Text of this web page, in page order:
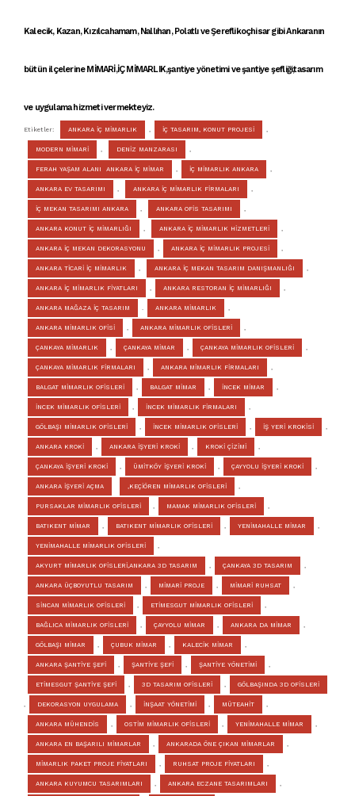
Kalecik, Kazan, Kızılcahamam, Nallıhan, Polatlı ve Şereflikoçhisar gibi Ankaranın
bütün ilçelerineMİMARİ,İÇ MİMARLIK,şantiye yönetimi ve şantiye şefliği,tasarım
ve uygulama hizmeti vermekteyiz.
Etiketler: ANKARA İÇ MİMARLIK , İÇ TASARIM, KONUT PROJESİ ,
MODERN MİMARİ , DENİZ MANZARASI ,
FERAH YAŞAM ALANI ANKARA İÇ MİMAR , İÇ MİMARLIK ANKARA ,
ANKARA EV TASARIMI , ANKARA İÇ MİMARLIK FİRMALARI ,
İÇ MEKAN TASARIMI ANKARA , ANKARA OFİS TASARIMI ,
ANKARA KONUT İÇ MİMARLIĞI , ANKARA İÇ MİMARLIK HİZMETLERİ ,
ANKARA İÇ MEKAN DEKORASYONU , ANKARA İÇ MİMARLIK PROJESİ ,
ANKARA TİCARİ İÇ MİMARLIK , ANKARA İÇ MEKAN TASARIM DANIŞMANLIĞI ,
ANKARA İÇ MİMARLIK FİYATLARI , ANKARA RESTORAN İÇ MİMARLIĞI ,
ANKARA MAĞAZA İÇ TASARIM . ANKARA MİMARLIK ,
ANKARA MİMARLIK OFİSİ , ANKARA MİMARLIK OFİSLERİ ,
ÇANKAYA MİMARLIK , ÇANKAYA MİMAR , ÇANKAYA MİMARLIK OFİSLERİ ,
ÇANKAYA MİMARLIK FİRMALARI , ANKARA MİMARLIK FİRMALARI ,
BALGAT MİMARLIK OFİSLERİ , BALGAT MİMAR , İNCEK MİMAR ,
İNCEK MİMARLIK OFİSLERİ , İNCEK MİMARLIK FİRMALARI ,
GÖLBAŞI MİMARLIK OFİSLERİ , İNCEK MİMARLIK OFİSLERİ , İŞ YERİ KROKİSİ ,
ANKARA KROKİ , ANKARA İŞYERİ KROKİ , KROKİ ÇİZİMİ ,
ÇANKAYA İŞYERİ KROKİ , ÜMİTKÖY İŞYERİ KROKİ , ÇAYYOLU İŞYERİ KROKİ ,
ANKARA İŞYERİ AÇMA ,KEÇİÖREN MİMARLIK OFİSLERİ ,
PURSAKLAR MİMARLIK OFİSLERİ , MAMAK MİMARLIK OFİSLERİ ,
BATIKENT MİMAR , BATIKENT MİMARLIK OFİSLERİ , YENİMAHALLE MİMAR ,
YENİMAHALLE MİMARLIK OFİSLERİ ,
AKYURT MİMARLIK OFİSLERİ,ANKARA 3D TASARIM , ÇANKAYA 3D TASARIM ,
ANKARA ÜÇBOYUTLU TASARIM , MİMARİ PROJE , MİMARİ RUHSAT ,
SİNCAN MİMARLIK OFİSLERİ , ETİMESGUT MİMARLIK OFİSLERİ ,
BAĞLICA MİMARLIK OFİSLERİ , ÇAYYOLU MİMAR , ANKARA DA MİMAR ,
GÖLBAŞI MİMAR , ÇUBUK MİMAR , KALECİK MİMAR ,
ANKARA ŞANTİYE ŞEFİ , ŞANTİYE ŞEFİ , ŞANTİYE YÖNETİMİ ,
ETİMESGUT ŞANTİYE ŞEFİ , 3D TASARIM OFİSLERİ , GÖLBAŞINDA 3D OFİSLERİ
, DEKORASYON UYGULAMA , İNŞAAT YÖNETİMİ , MÜTEAHİT ,
ANKARA MÜHENDİS , OSTİM MİMARLIK OFİSLERİ , YENİMAHALLE MİMAR ,
ANKARA EN BAŞARILI MİMARLAR , ANKARADA ÖNE ÇIKAN MİMARLAR ,
MİMARLIK PAKET PROJE FİYATLARI , RUHSAT PROJE FİYATLARI ,
ANKARA KUYUMCU TASARIMLARI , ANKARA ECZANE TASARIMLARI ,